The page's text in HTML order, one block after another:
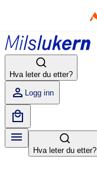
Hva leter du etter?
Logg inn
Hva leter du etter?